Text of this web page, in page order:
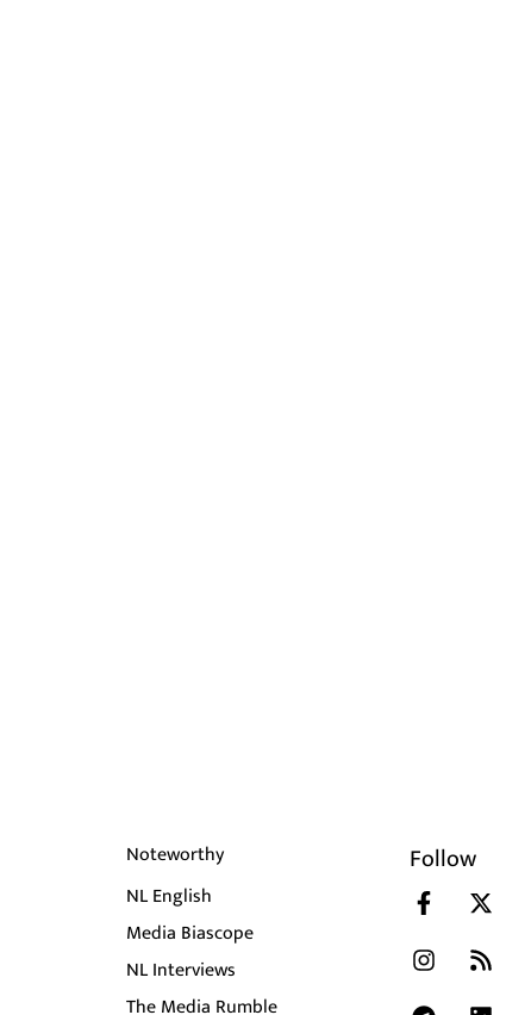
Noteworthy
NL English
Media Biascope
NL Interviews
The Media Rumble
Follow